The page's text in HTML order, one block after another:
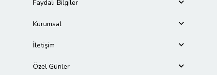
Faydalı Bilgiler
Kurumsal
İletişim
Özel Günler